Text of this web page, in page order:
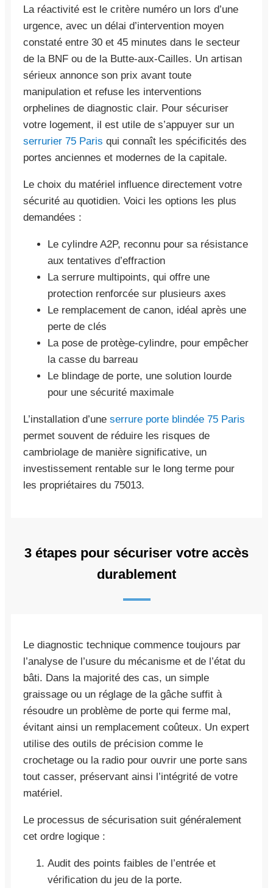
La réactivité est le critère numéro un lors d’une
urgence, avec un délai d’intervention moyen
constaté entre 30 et 45 minutes dans le secteur
de la BNF ou de la Butte-aux-Cailles. Un artisan
sérieux annonce son prix avant toute
manipulation et refuse les interventions
orphelines de diagnostic clair. Pour sécuriser
votre logement, il est utile de s’appuyer sur un
serrurier 75 Paris qui connaît les spécificités des
portes anciennes et modernes de la capitale.
Le choix du matériel influence directement votre
sécurité au quotidien. Voici les options les plus
demandées :
Le cylindre A2P, reconnu pour sa résistance
aux tentatives d’effraction
La serrure multipoints, qui offre une
protection renforcée sur plusieurs axes
Le remplacement de canon, idéal après une
perte de clés
La pose de protège-cylindre, pour empêcher
la casse du barreau
Le blindage de porte, une solution lourde
pour une sécurité maximale
L’installation d’une serrure porte blindée 75 Paris
permet souvent de réduire les risques de
cambriolage de manière significative, un
investissement rentable sur le long terme pour
les propriétaires du 75013.
3 étapes pour sécuriser votre accès
durablement
Le diagnostic technique commence toujours par
l’analyse de l’usure du mécanisme et de l’état du
bâti. Dans la majorité des cas, un simple
graissage ou un réglage de la gâche suffit à
résoudre un problème de porte qui ferme mal,
évitant ainsi un remplacement coûteux. Un expert
utilise des outils de précision comme le
crochetage ou la radio pour ouvrir une porte sans
tout casser, préservant ainsi l’intégrité de votre
matériel.
Le processus de sécurisation suit généralement
cet ordre logique :
Audit des points faibles de l’entrée et
vérification du jeu de la porte.